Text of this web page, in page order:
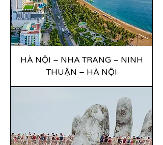
HÀ NỘI – NHA TRANG – NINH
THUẬN – HÀ NỘI